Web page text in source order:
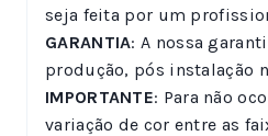
seja feita por um
GARANTIA: A nossa
produção, pós instalação
IMPORTANTE: Para não
variação de cor entre as